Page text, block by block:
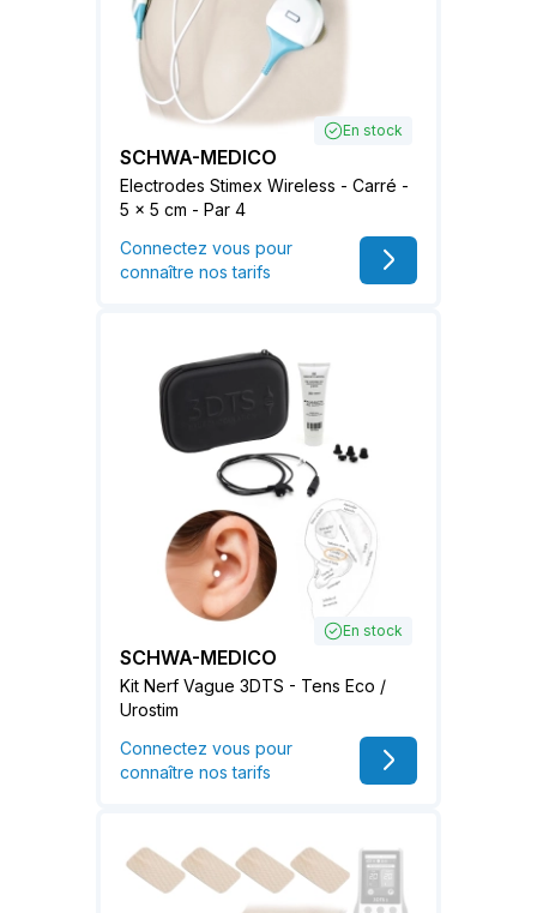
En stock
SCHWA-MEDICO
Electrodes Stimex Wireless - Carré -
5 x 5 cm - Par 4
Connectez vous pour
connaître nos tarifs
En stock
SCHWA-MEDICO
Kit Nerf Vague 3DTS - Tens Eco /
Urostim
Connectez vous pour
connaître nos tarifs